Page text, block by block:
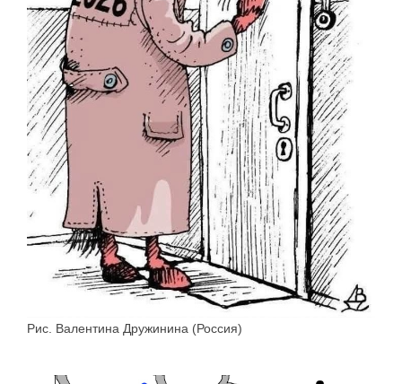
Рис. Валентина Дружинина (Россия)